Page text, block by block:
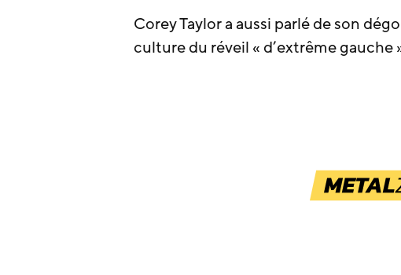
Corey Taylor a aussi parlé de son
culture du réveil « d’extrême gauche